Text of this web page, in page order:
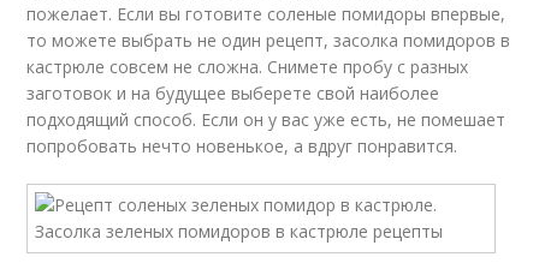
пожелает. Если вы готовите соленые помидоры впервые,
то можете выбрать не один рецепт, засолка помидоров в
кастрюле совсем не сложна. Снимете пробу с разных
заготовок и на будущее выберете свой наиболее
подходящий способ. Если он у вас уже есть, не помешает
попробовать нечто новенькое, а вдруг понравится.